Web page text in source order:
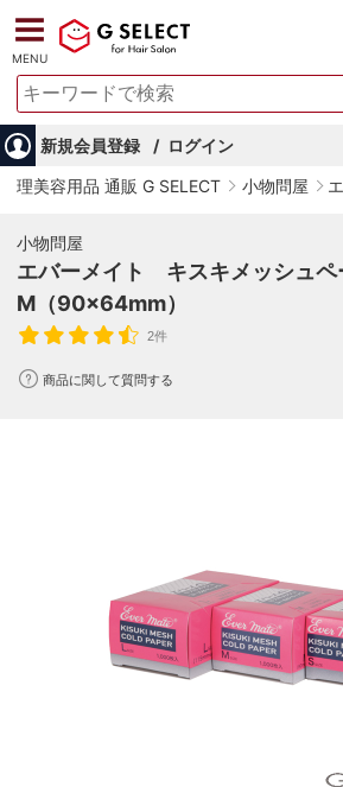
MENU
新規会員登録
ログイン
理美容用品 通販 G SELECT
小物問屋
小物問屋
エバーメイト キスキメッシュ
M（90×64mm）
2件
商品に関して質問する